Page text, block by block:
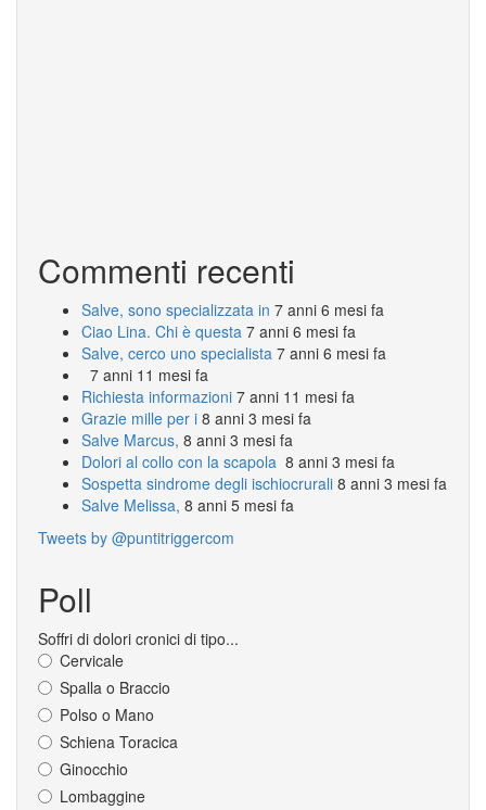
Commenti recenti
Salve, sono specializzata in 7 anni 6 mesi fa
Ciao Lina. Chi è questa 7 anni 6 mesi fa
Salve, cerco uno specialista 7 anni 6 mesi fa
7 anni 11 mesi fa
Richiesta informazioni 7 anni 11 mesi fa
Grazie mille per i 8 anni 3 mesi fa
Salve Marcus, 8 anni 3 mesi fa
Dolori al collo con la scapola 8 anni 3 mesi fa
Sospetta sindrome degli ischiocrurali 8 anni 3 mesi fa
Salve Melissa, 8 anni 5 mesi fa
Tweets by @puntitriggercom
Poll
Soffri di dolori cronici di tipo...
Cervicale
Spalla o Braccio
Polso o Mano
Schiena Toracica
Ginocchio
Lombaggine